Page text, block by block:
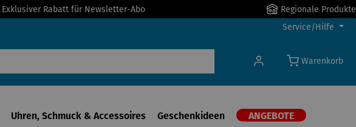
Exklusiver Rabatt für Newsletter-Abo
Regionale Produkte
Service/Hilfe
Warenkorb
Uhren, Schmuck & Accessoires Geschenkideen ANGEBOTE